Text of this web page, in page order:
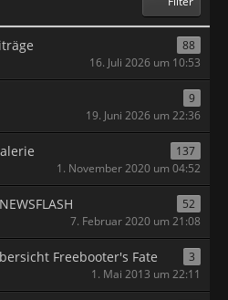
88
16. Juli 2026 um 10:53
9
19. Juni 2026 um 22:36
137
1. November 2020 um 04:52
52
7. Februar 2020 um 21:08
Freebooter's Fate
3
1. Mai 2013 um 22:11